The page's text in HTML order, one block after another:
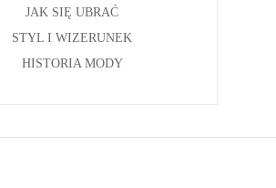
JAK SIĘ UBRAĆ
STYL I WIZERUNEK
HISTORIA MODY